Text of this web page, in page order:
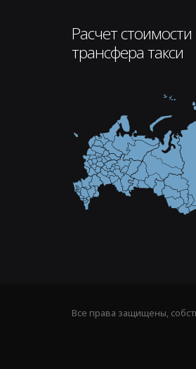
Расчет стоимости
трансфера такси
Все права защищены,